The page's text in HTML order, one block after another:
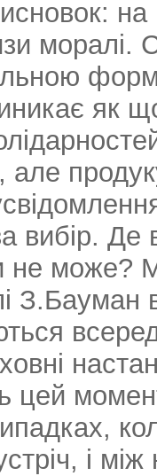
як
але
вибір.
не може?
З.Бауман
цей
і